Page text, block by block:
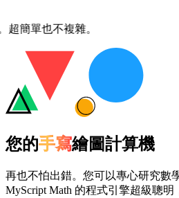
超簡單也不複雜。
您的手寫繪圖計算機
再也不怕出錯。您可以專心研究數
MyScript Math 的程式引擎超級聰